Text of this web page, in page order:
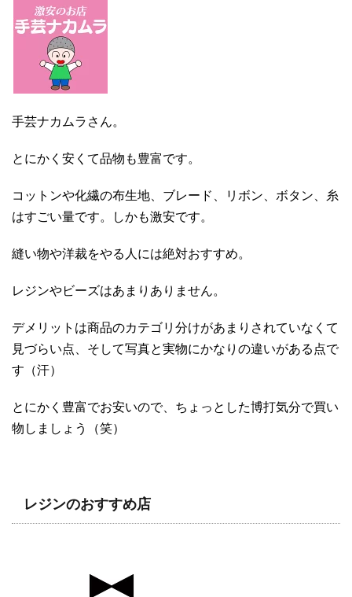
手芸ナカムラさん。
とにかく安くて品物も豊富です。
コットンや化繊の布生地、ブレード、リボン、ボタン、糸
はすごい量です。しかも激安です。
縫い物や洋裁をやる人には絶対おすすめ。
レジンやビーズはあまりありません。
デメリットは商品のカテゴリ分けがあまりされていなくて
見づらい点、そして写真と実物にかなりの違いがある点で
す（汗）
とにかく豊富でお安いので、ちょっとした博打気分で買い
物しましょう（笑）
レジンのおすすめ店